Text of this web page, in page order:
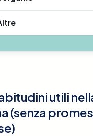
utili
(senza